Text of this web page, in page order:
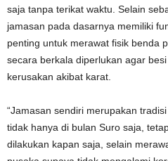
saja tanpa terikat waktu. Selain
jamasan pada dasarnya memiliki
penting untuk merawat fisik benda
secara berkala diperlukan agar
kerusakan akibat karat.
“Jamasan sendiri merupakan
tidak hanya di bulan Suro saja,
dilakukan kapan saja, selain